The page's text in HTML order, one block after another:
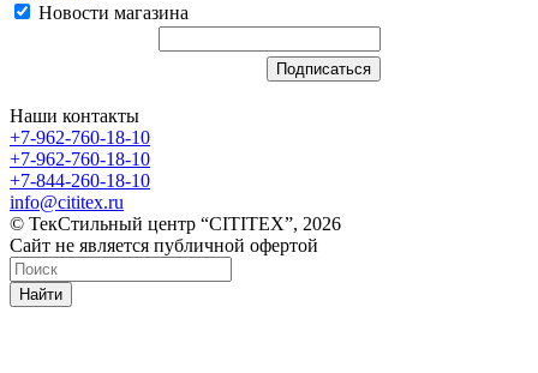
Новости магазина
Наши контакты
+7-962-760-18-10
+7-962-760-18-10
+7-844-260-18-10
info@cititex.ru
© ТекСтильный центр “CITITEX”, 2026
Сайт не является публичной офертой
Найти